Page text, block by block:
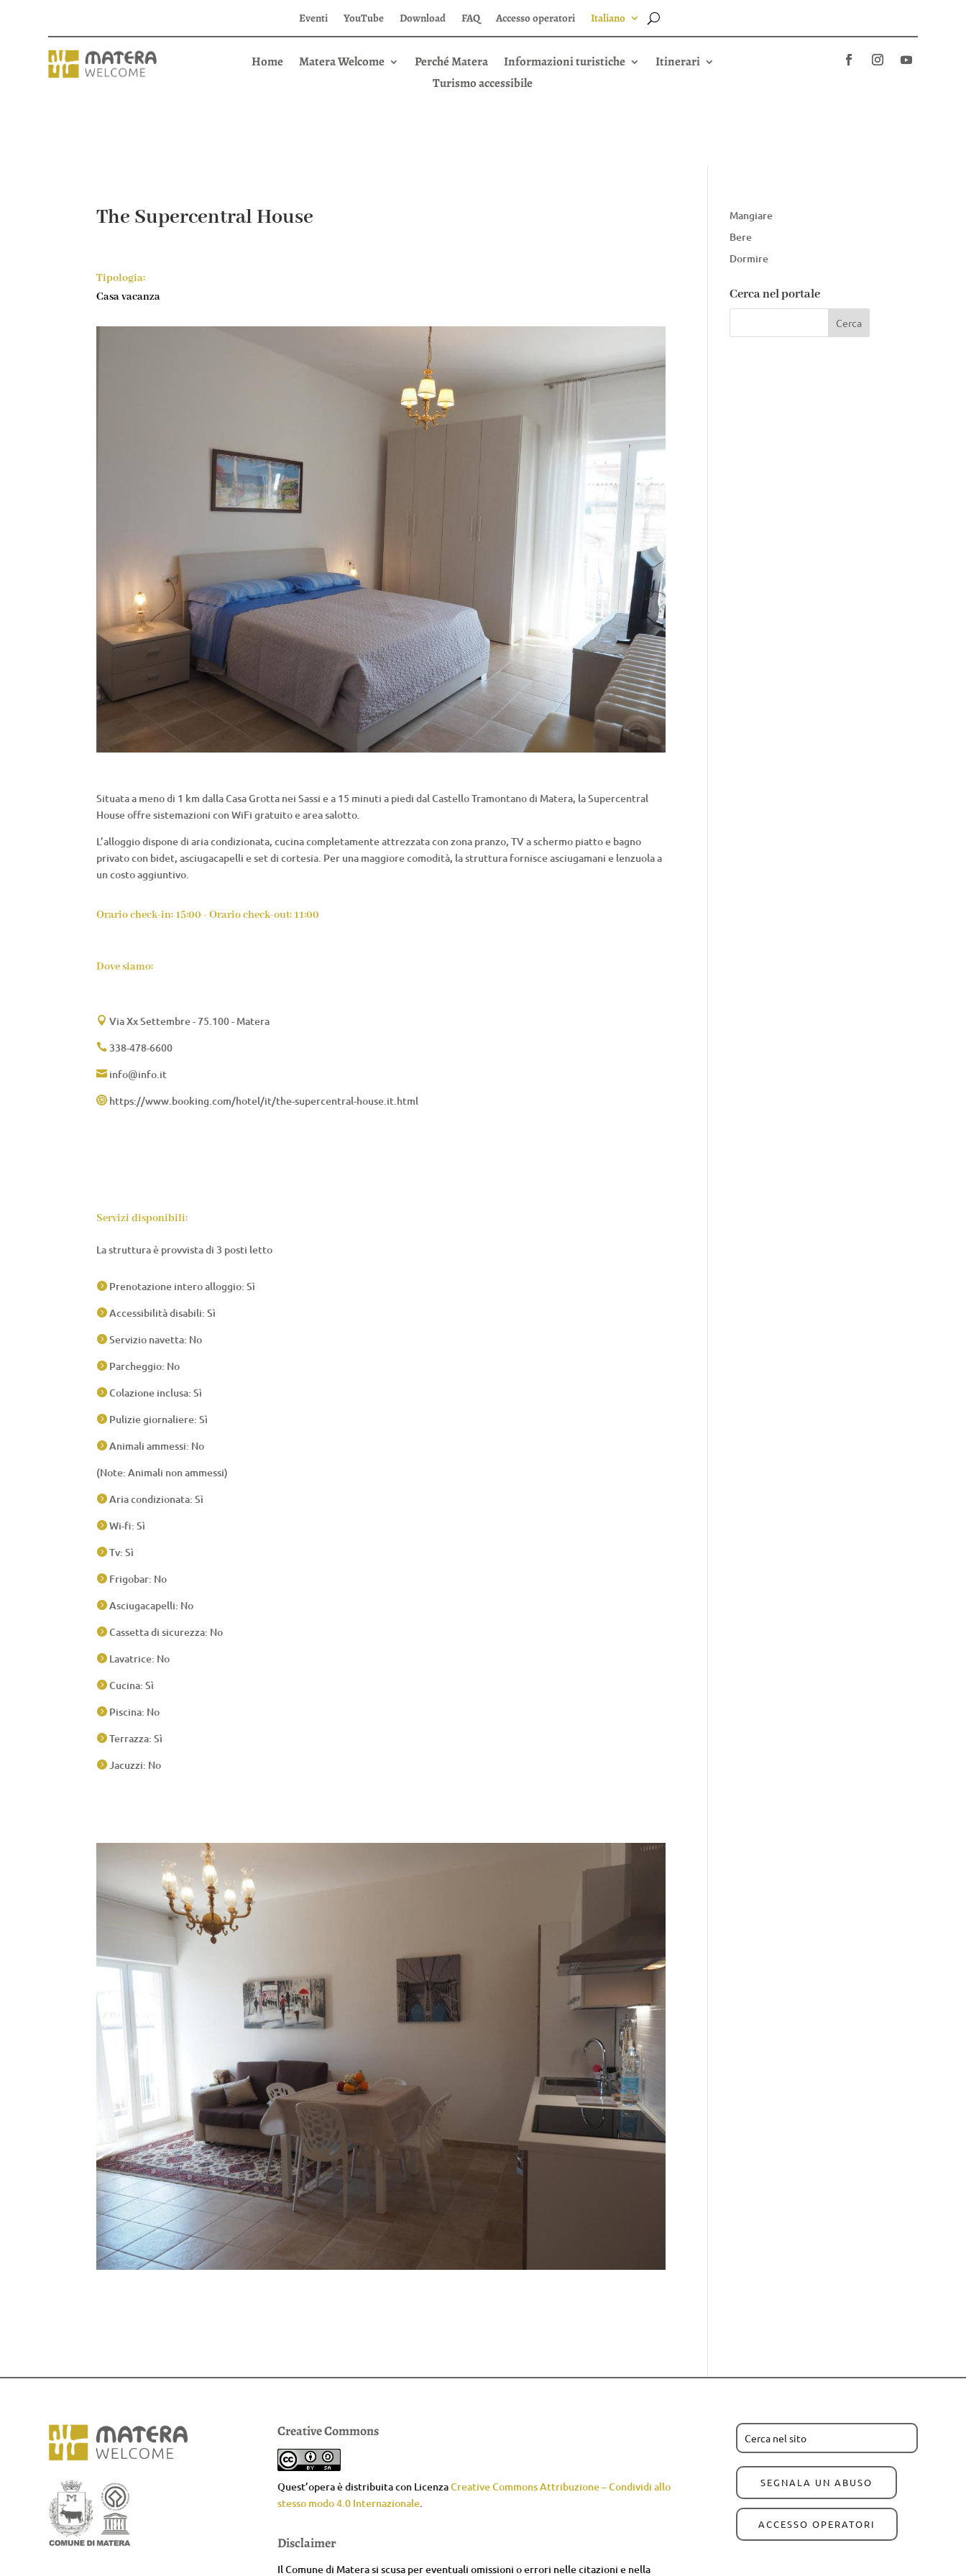
Eventi YouTube Download FAQ Accesso operatori Italiano
Home Matera Welcome Perché Matera Informazioni turistiche
Itinerari
Turismo accessibile
The Supercentral House
Tipologia:
Casa vacanza
Situata a meno di 1 km dalla Casa Grotta nei Sassi e a 15 minuti a piedi dal Castello Tramontano di Matera, la Supercentral
House offre sistemazioni con WiFi gratuito e area salotto.
L’alloggio dispone di aria condizionata, cucina completamente attrezzata con zona pranzo, TV a schermo piatto e bagno
privato con bidet, asciugacapelli e set di cortesia. Per una maggiore comodità, la struttura fornisce asciugamani e lenzuola a
un costo aggiuntivo.
Orario check-in: 15:00 - Orario check-out: 11:00
Dove siamo:
 Via Xx Settembre - 75.100 - Matera
 338-478-6600
 info@info.it
 https://www.booking.com/hotel/it/the-supercentral-house.it.html
Servizi disponibili:
La struttura è provvista di 3 posti letto
 Prenotazione intero alloggio: Sì
 Accessibilità disabili: Sì
 Servizio navetta: No
 Parcheggio: No
 Colazione inclusa: Sì
 Pulizie giornaliere: Sì
 Animali ammessi: No
(Note: Animali non ammessi)
 Aria condizionata: Sì
 Wi-fi: Sì
 Tv: Sì
 Frigobar: No
 Asciugacapelli: No
 Cassetta di sicurezza: No
 Lavatrice: No
 Cucina: Sì
 Piscina: No
 Terrazza: Sì
 Jacuzzi: No
Mangiare
Bere
Dormire
Cerca nel portale
Creative Commons
Quest’opera è distribuita con LicenzaCreative Commons Attribuzione – Condividi allo
stesso modo 4.0 Internazionale.
Disclaimer
Il Comune di Matera si scusa per eventuali omissioni o errori nelle citazioni e nella
SEGNALA UN ABUSO
ACCESSO OPERATORI